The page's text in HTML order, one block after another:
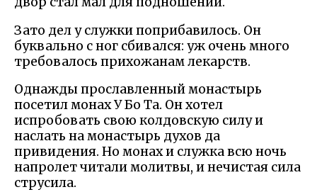
Зато дел у служки поприбавилось. Он
буквально с ног сбивался: уж очень много
требовалось прихожанам лекарств.
Однажды прославленный монастырь
посетил монах У Бо Та. Он хотел
испробовать свою колдовскую силу и
наслать на монастырь духов да
привидения. Но монах и служка всю ночь
напролет читали молитвы, и нечистая сила
струсила.